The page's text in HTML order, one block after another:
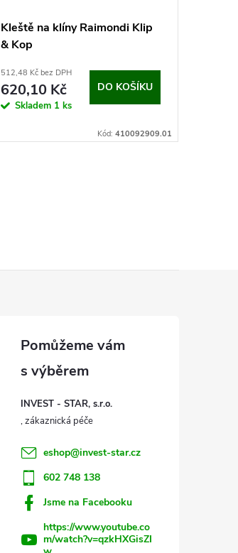
Kleště na klíny Raimondi Klip
& Kop
512,48 Kč bez DPH
620,10 Kč
Skladem 1 ks
DO KOŠÍKU
Kód: 410092909.01
INVEST - STAR, s.r.o.
eshop@invest-star.cz
602 748 138
Jsme na Facebooku
https://www.youtube.co
m/watch?v=qzkHXGisZI